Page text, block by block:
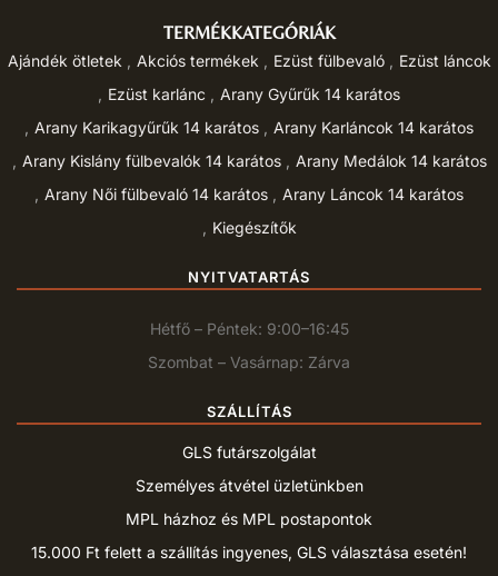
TERMÉKKATEGÓRIÁK
Ajándék ötletek Akciós termékek Ezüst fülbevaló
Ezüst láncok
Ezüst karlánc
Arany Gyűrűk 14 karátos
Arany Karikagyűrűk 14 karátos
Arany Karláncok 14 karátos
Arany Kislány fülbevalók 14 karátos
Arany Medálok 14 karátos
Arany Női fülbevaló 14 karátos
Arany Láncok 14 karátos
Kiegészítők
NYITVATARTÁS
Hétfő – Péntek: 9:00–16:45
Szombat – Vasárnap: Zárva
SZÁLLÍTÁS
GLS futárszolgálat
Személyes átvétel üzletünkben
MPL házhoz és MPL postapontok
15.000 Ft felett a szállítás ingyenes, GLS választása esetén!